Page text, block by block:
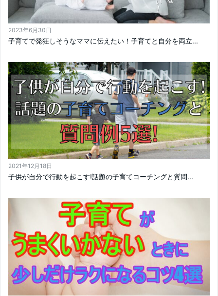
2023年6月30日
子育てで発狂しそうなママに伝えたい！子育てと自分を両立...
2021年12月18日
子供が自分で行動を起こす!話題の子育てコーチングと質問...